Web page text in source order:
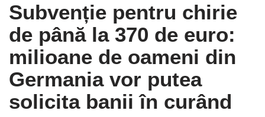
Subvenție pentru chirie
de până la 370 de euro:
milioane de oameni din
Germania vor putea
solicita banii în curând